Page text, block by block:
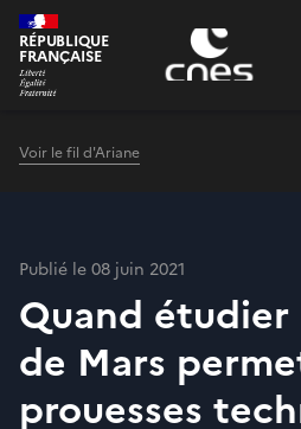
Panneau de gestion des cookies
RÉPUBLIQUE
FRANÇAISE
Voir le fil d'Ariane
Publié le 08 juin 2021
Quand étudier
de Mars
prouesses